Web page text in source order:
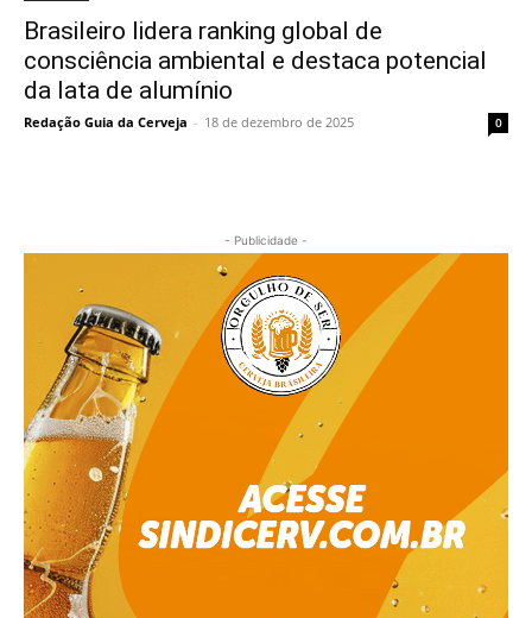
Brasileiro lidera ranking global de
consciência ambiental e destaca potencial
da lata de alumínio
Redação Guia da Cerveja - 18 de dezembro de 2025 0
- Publicidade -